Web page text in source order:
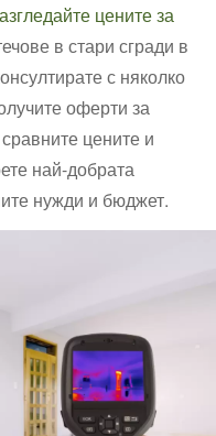
цените за
в стари сгради в
с няколко
оферти за
цените и
най-добрата
нужди и бюджет.